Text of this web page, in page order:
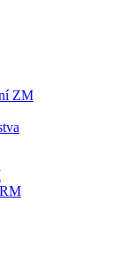
ZM